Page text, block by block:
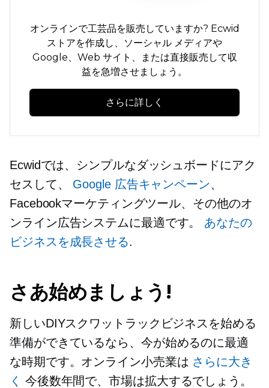
オンラインで工芸品を販売していますか? Ecwid
ストアを作成し、ソーシャル メディアや
Google、Web サイト、または直接販売して収
益を急増させましょう。
さらに詳しく
Ecwidでは、シンプルなダッシュボードにアク
セスして、 Google 広告キャンペーン、
Facebookマーケティングツール、その他のオ
ンライン広告システムに最適です。 あなたの
ビジネスを成長させる.
さあ始めましょう!
新しいDIYスクワットラックビジネスを始める
準備ができているなら、今が始めるのに最適
な時期です。オンライン小売業は さらに大き
く 今後数年間で、市場は拡大するでしょう。